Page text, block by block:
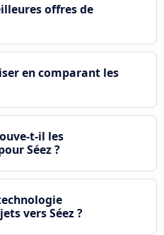
offres de
en comparant les
t-il les
Séez ?
vers Séez ?